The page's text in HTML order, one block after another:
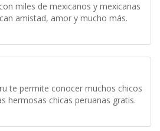
miles de mexicanos y mexicanas
amistad, amor y mucho más.
te permite conocer muchos chicos
hermosas chicas peruanas gratis.